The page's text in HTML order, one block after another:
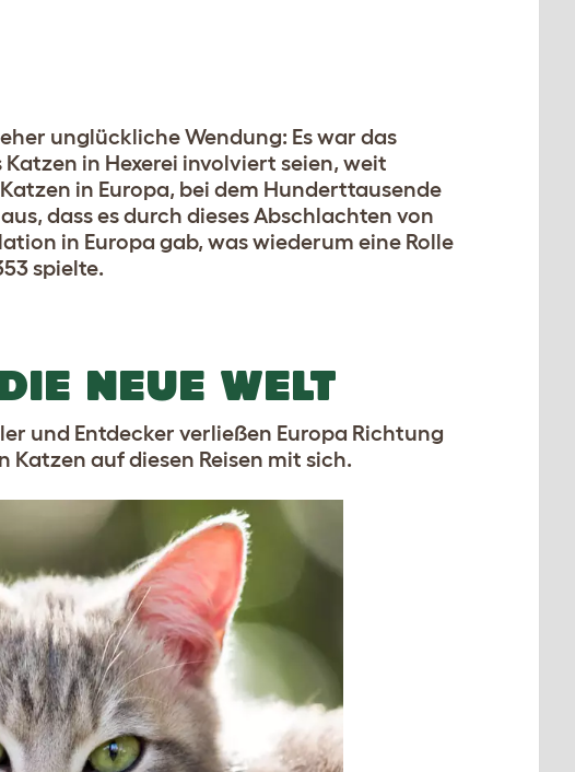
unglückliche Wendung: Es war das
in Hexerei involviert seien, weit
in Europa, bei dem Hunderttausende
dass es durch dieses Abschlachten von
in Europa gab, was wiederum eine Rolle
spielte.
NEUE WELT
und Entdecker verließen Europa Richtung
Katzen auf diesen Reisen mit sich.